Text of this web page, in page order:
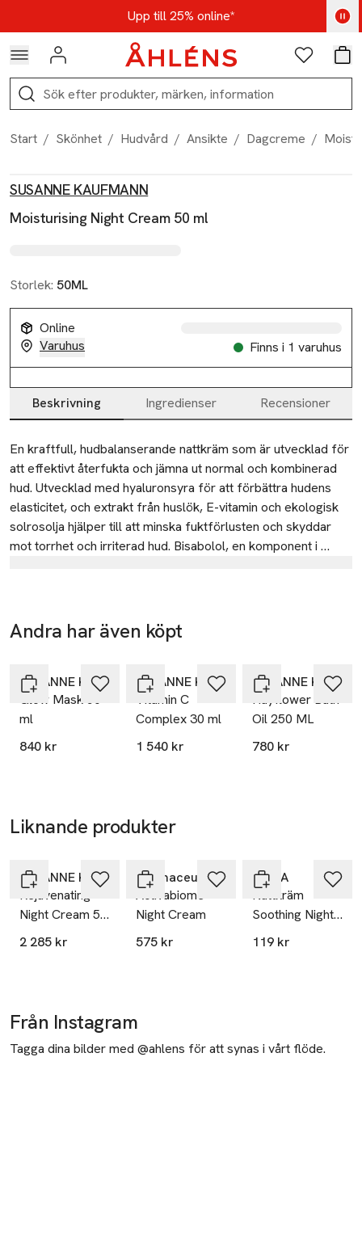
Hoppa till navigationsmenynUpp till 25% online*
Kod: AUG25 - Shoppa nu
Logga in Favoriter
Sök
Start / Skönhet / Hudvård / Ansikte / Dagcreme /
SUSANNE KAUFMANN
Moisturising Night Cream 50 ml
Storlek: 50ML
Online
Varuhus
Finns i 1 varuhus
Beskrivning Ingredienser Recensioner
Beskrivning
En kraftfull, hudbalanserande nattkräm som är utvecklad för
att effektivt återfukta och jämna ut normal och kombinerad
hud. Utvecklad med hyaluronsyra för att förbättra hudens
elasticitet, och extrakt från huslök, E-vitamin och ekologisk
solrosolja hjälper till att minska fuktförlusten och skyddar
mot torrhet och irriterad hud. Bisabolol, en komponent i
Bruggan 1025
6863 Egg
E-post
office@molkeprodukte.at
Mobilnummer
SKU: 66073134
Andra har även köpt
SUSANNE KAUFMANN
Glow Mask 50
ml
840 kr
SUSANNE KAUFMANN
Vitamin C
Complex 30 ml
1 540 kr
SUSANNE KAUFMANN
Hayflower Bath
Oil 250 ML
780 kr
Liknande produkter
SUSANNE KAUFMANN
Rejuvenating
Night Cream 50
ml
2 285 kr
Dermaceutic
Activabiome
Night Cream
575 kr
NIVEA
Nattkräm
Soothing Night
Cream 50 ml
119 kr
Från Instagram
Tagga dina bilder med @ahlens för att synas i vårt flöde.